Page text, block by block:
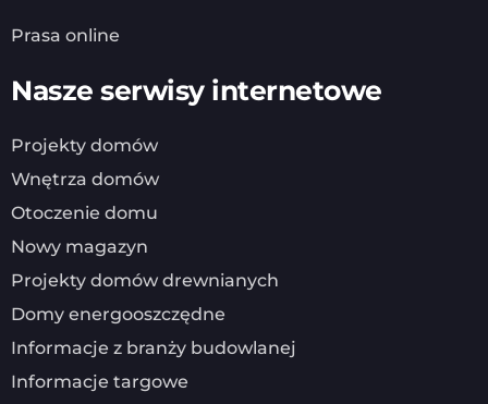
Prasa online
Nasze serwisy internetowe
Projekty domów
Wnętrza domów
Otoczenie domu
Nowy magazyn
Projekty domów drewnianych
Domy energooszczędne
Informacje z branży budowlanej
Informacje targowe